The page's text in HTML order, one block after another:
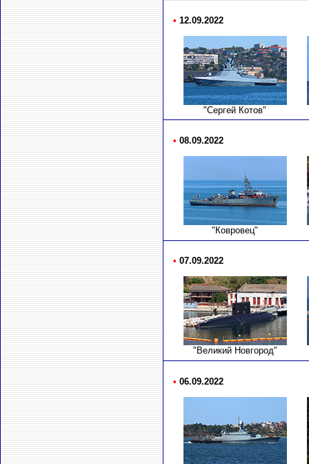
• 12.09.2022
"Сергей Котов"
• 08.09.2022
"Ковровец"
• 07.09.2022
"Великий Новгород"
• 06.09.2022